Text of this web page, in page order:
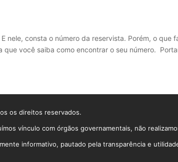
nele, consta o número da reservista. Porém, o que
que você saiba como encontrar o seu número.
os direitos reservados.
vínculo com órgãos governamentais, não
informativo, pautado pela transparência e